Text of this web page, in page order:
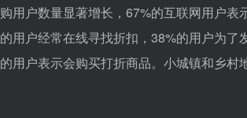
用户数量显著增长，67%的互联网用户表
用户经常在线寻找折扣，38%的用户为了
用户表示会购买打折商品。小城镇和乡村